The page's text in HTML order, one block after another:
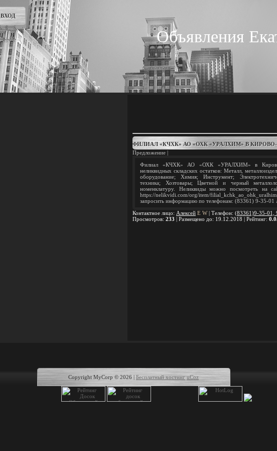
ВХОД
Объявления
ФИЛИАЛ «КЧХК» АО «ОХК «УРАЛХИМ» В
Предложение |
Филиал «КЧХК» АО «ОХК «УРАЛХИМ» в Кирово-
неликвидных складских остатков: Металл,
оборудование; Химия; Инструмент;
техника; Хозтовары; Цветной и черный
номенклатуру. Неликвиды можно посмотреть на
https://nelikvidi.com/org/item/
запросить информацию по телефонам: (83361) 9-35-01
Контактное лицо: Алексей E W| Телефон: (83361)9-35-01,
Просмотров: 233 | Размещено до: 19.12.2018 | Рейтинг: 0.0
Copyright MyCorp © 2026 | Бесплатный хостинг uCoz